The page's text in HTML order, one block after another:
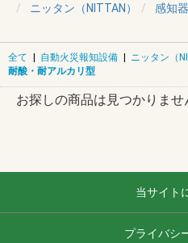
ニッタン（NITTAN）
感知器
全て | 自動火災報知設備 | ニッタン（
耐酸・耐アルカリ型
お探しの商品は見つかりませ
当サイト
プライバシ